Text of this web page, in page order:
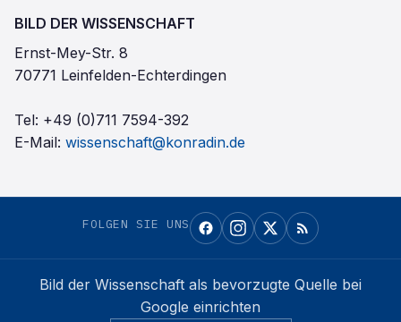
BILD DER WISSENSCHAFT
Ernst-Mey-Str. 8
70771 Leinfelden-Echterdingen
Tel: +49 (0)711 7594-392
E-Mail: wissenschaft@konradin.de
FOLGEN SIE UNS
Bild der Wissenschaft als bevorzugte Quelle bei
Google einrichten